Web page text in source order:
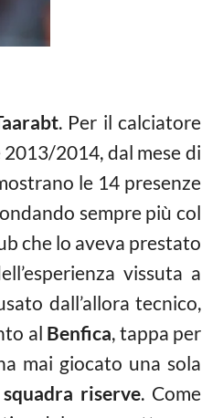
. Per il calciatore
2014, dal mese di
le 14 presenze
sempre più col
che lo aveva prestato
vissuta a
dall’allora tecnico,
al Benfica, tappa per
mai giocato una sola
squadra riserve. Come